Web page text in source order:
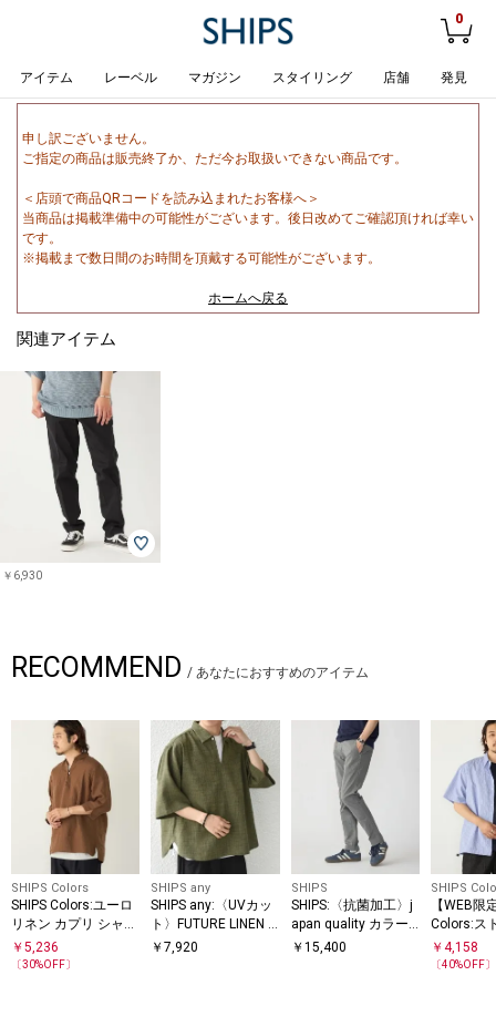
0
アイテム レーベル マガジン スタイリング 店舗 発見
申し訳ございません。
ご指定の商品は販売終了か、ただ今お取扱いできない商品です。
＜店頭で商品QRコードを読み込まれたお客様へ＞
当商品は掲載準備中の可能性がございます。後日改めてご確認頂ければ幸い
です。
※掲載まで数日間のお時間を頂戴する可能性がございます。
ホームへ戻る
関連アイテム
￥6,930
RECOMMEND / あなたにおすすめのアイテム
SHIPS Colors
SHIPS Colors:ユーロ
リネン カプリ シャツ
◇
￥ 5,236
〔30%OFF〕
SHIPS any
SHIPS any:〈UVカッ
ト〉FUTURE LINEN C
ANVAS リネンライク
￥7,920
SHIPS
SHIPS:〈抗菌加工〉j
apan quality カラー
テーパード スリム チ
￥ 15,400
SHIPS
【WEB限
Colors:ス
ックス シ
￥4,158
〔40%OFF〕